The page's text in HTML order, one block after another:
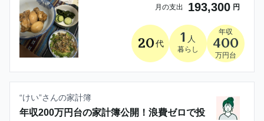
月の支出 193,300 円
20代 1 人
暮らし
年収
400
万円台
“けい”さんの家計簿
年収200万円台の家計簿公開！浪費ゼロで投